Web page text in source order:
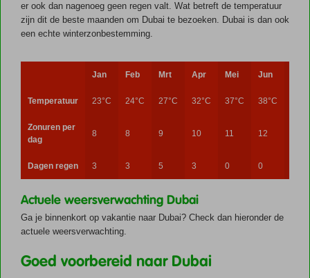
er ook dan nagenoeg geen regen valt. Wat betreft de temperatuur
zijn dit de beste maanden om Dubai te bezoeken. Dubai is dan ook
een echte winterzonbestemming.
Jan Feb Mrt Apr Mei Jun
Temperatuur 23°C 24°C 27°C 32°C 37°C 38°C
Zonuren per
dag
8 8 9 10 11 12
Dagen regen 3 3 5 3 0 0
Actuele weersverwachting Dubai
Ga je binnenkort op vakantie naar Dubai? Check dan hieronder de
actuele weersverwachting.
Goed voorbereid naar Dubai